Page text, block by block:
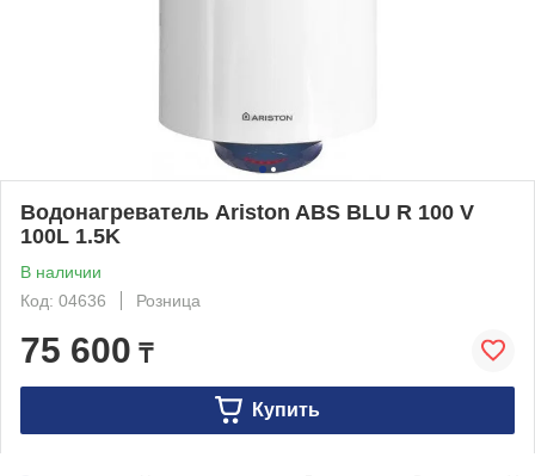
Водонагреватель Ariston ABS BLU R 100 V
100L 1.5K
В наличии
Код: 04636
Розница
75 600 ₸
Купить